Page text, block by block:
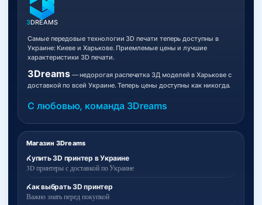
Магазин 3Dreams
Купить 3D принтер в Украине
3D принтеры с доставкой по Украине
Как выбрать 3D принтер
Важно знать перед покупкой
3DREAMS
Самые передовые технологии 3D печати теперь доступны в
Украине: Киеве и Харькове. Приемлемые цены и лучшие
характеристики 3D печати.
3Dreams— недорогая распечатка 3Д моделей в Харькове с
доставкой по всей Украине. Теперь цены доступны как никогда.
С любовью, команда 3Dreams